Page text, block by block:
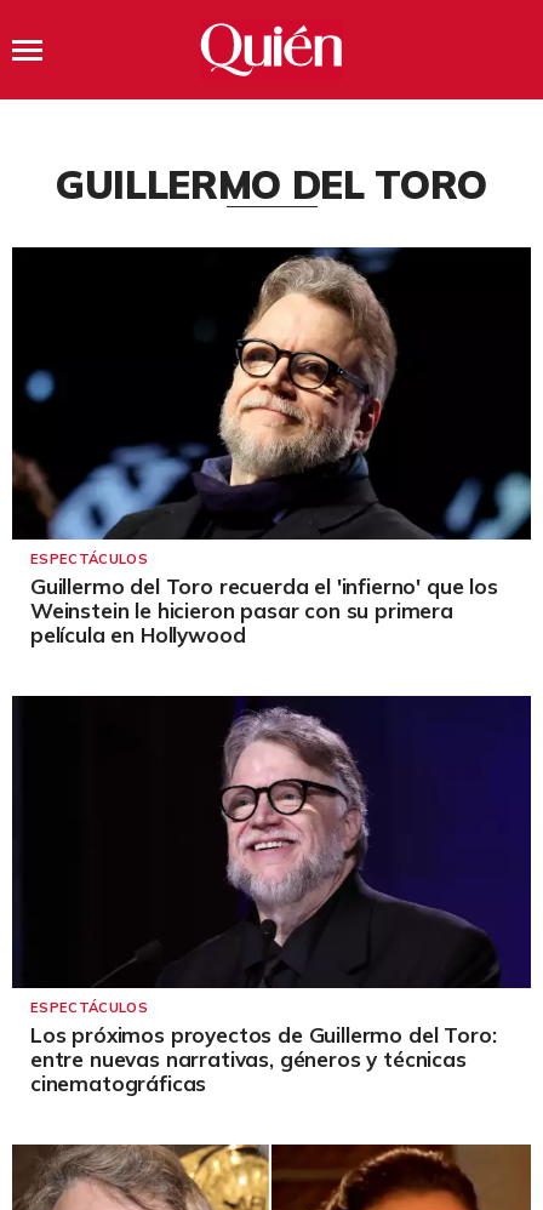
GUILLERMO DEL TORO
ESPECTÁCULOS
Guillermo del Toro recuerda el 'infierno' que los
Weinstein le hicieron pasar con su primera
película en Hollywood
ESPECTÁCULOS
Los próximos proyectos de Guillermo del Toro:
entre nuevas narrativas, géneros y técnicas
cinematográficas